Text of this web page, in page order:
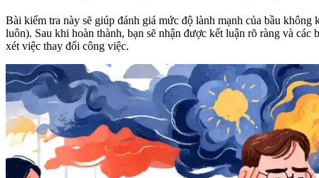
Bài kiểm tra này sẽ giúp đánh giá mức độ lành mạnh của bầu
luôn). Sau khi hoàn thành, bạn sẽ nhận được kết luận rõ ràng và
xét việc thay đổi công việc.